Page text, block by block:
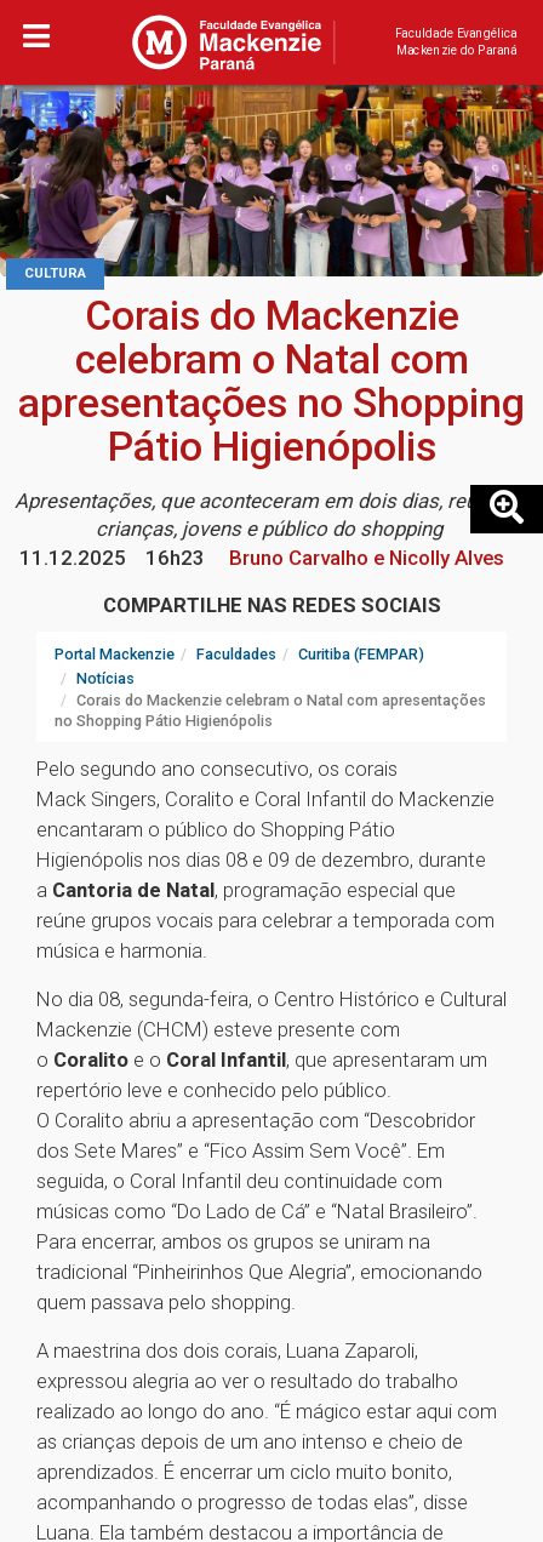
Faculdade Evangélica
Mackenzie do Paraná
CULTURA
Corais do Mackenzie
celebram o Natal com
apresentações no Shopping
Pátio Higienópolis
Apresentações, que aconteceram em dois dias, reuniram
crianças, jovens e público do shopping
11.12.2025
16h23
Bruno Carvalho e Nicolly Alves
COMPARTILHE NAS REDES SOCIAIS
Portal Mackenzie Faculdades
Curitiba (FEMPAR)
Notícias
Corais do Mackenzie celebram o Natal com apresentações
no Shopping Pátio Higienópolis
Pelo segundo ano consecutivo, os corais
Mack Singers, Coralito e Coral Infantil do Mackenzie
encantaram o público do Shopping Pátio
Higienópolis nos dias 08 e 09 de dezembro, durante
a Cantoria de Natal, programação especial que
reúne grupos vocais para celebrar a temporada com
música e harmonia.
No dia 08, segunda-feira, o Centro Histórico e Cultural
Mackenzie (CHCM) esteve presente com
o Coralito e o Coral Infantil, que apresentaram um
repertório leve e conhecido pelo público.
O Coralito abriu a apresentação com “Descobridor
dos Sete Mares” e “Fico Assim Sem Você”. Em
seguida, o Coral Infantil deu continuidade com
músicas como “Do Lado de Cá” e “Natal Brasileiro”.
Para encerrar, ambos os grupos se uniram na
tradicional “Pinheirinhos Que Alegria”, emocionando
quem passava pelo shopping.
A maestrina dos dois corais, Luana Zaparoli,
expressou alegria ao ver o resultado do trabalho
realizado ao longo do ano. “É mágico estar aqui com
as crianças depois de um ano intenso e cheio de
aprendizados. É encerrar um ciclo muito bonito,
acompanhando o progresso de todas elas”, disse
Luana. Ela também destacou a importância de